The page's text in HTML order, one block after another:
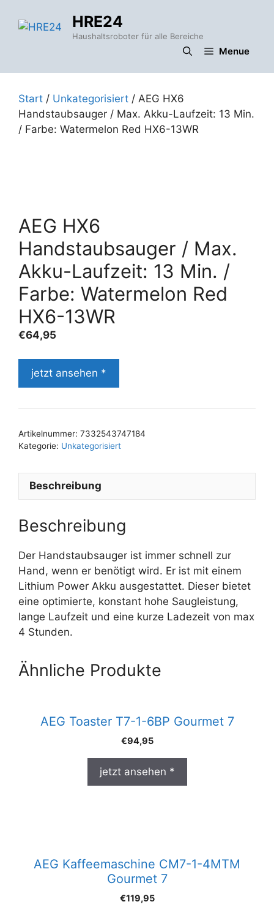
Inhalt
HRE24
Haushaltsroboter für alle Bereiche
Menue
Start / Unkategorisiert / AEG HX6
Handstaubsauger / Max. Akku-Laufzeit: 13 Min.
/ Farbe: Watermelon Red HX6-13WR
AEG HX6
Handstaubsauger / Max.
Akku-Laufzeit: 13 Min. /
Farbe: Watermelon Red
HX6-13WR
€64,95
jetzt ansehen *
Artikelnummer: 7332543747184
Kategorie: Unkategorisiert
Beschreibung
Beschreibung
Der Handstaubsauger ist immer schnell zur
Hand, wenn er benötigt wird. Er ist mit einem
Lithium Power Akku ausgestattet. Dieser bietet
eine optimierte, konstant hohe Saugleistung,
lange Laufzeit und eine kurze Ladezeit von max
4 Stunden.
Ähnliche Produkte
AEG Toaster T7-1-6BP Gourmet 7
€94,95
jetzt ansehen *
AEG Kaffeemaschine CM7-1-4MTM
Gourmet 7
€119,95